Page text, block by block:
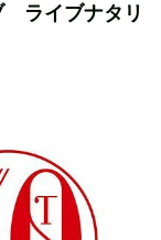
ライブナタリ